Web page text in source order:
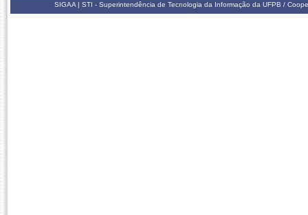
SIGAA | STI - Superintendência de Tecnologia da Informação da UFPB /